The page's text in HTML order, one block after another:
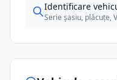
Identificare
Serie șasiu, plăcuțe,